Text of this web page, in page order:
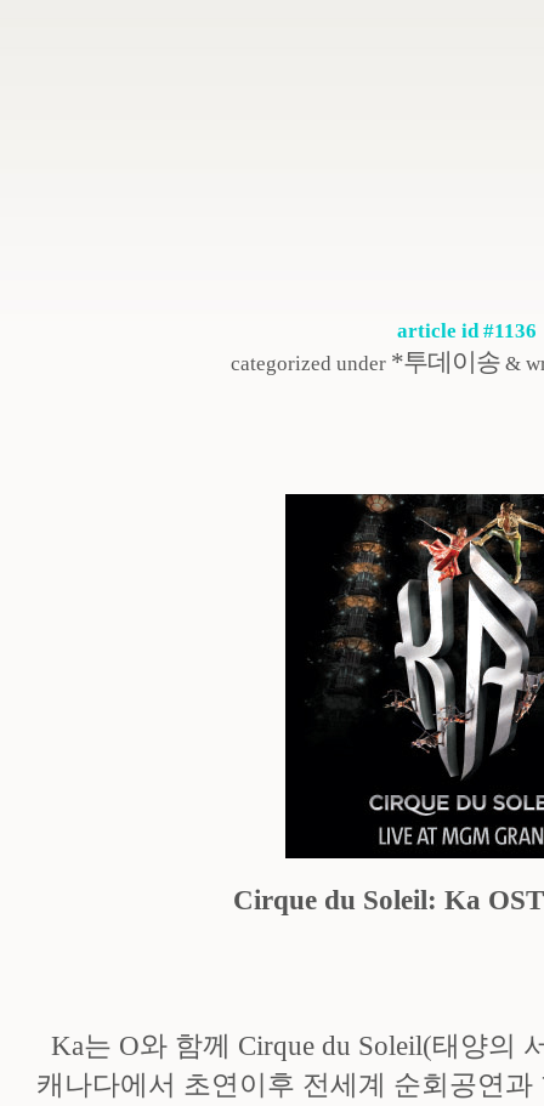
article id #1136
categorized under *투데이송 &
Cirque du Soleil: Ka
Ka는 O와 함께 Cirque du Soleil(태양의
캐나다에서 초연이후 전세계 순회공연